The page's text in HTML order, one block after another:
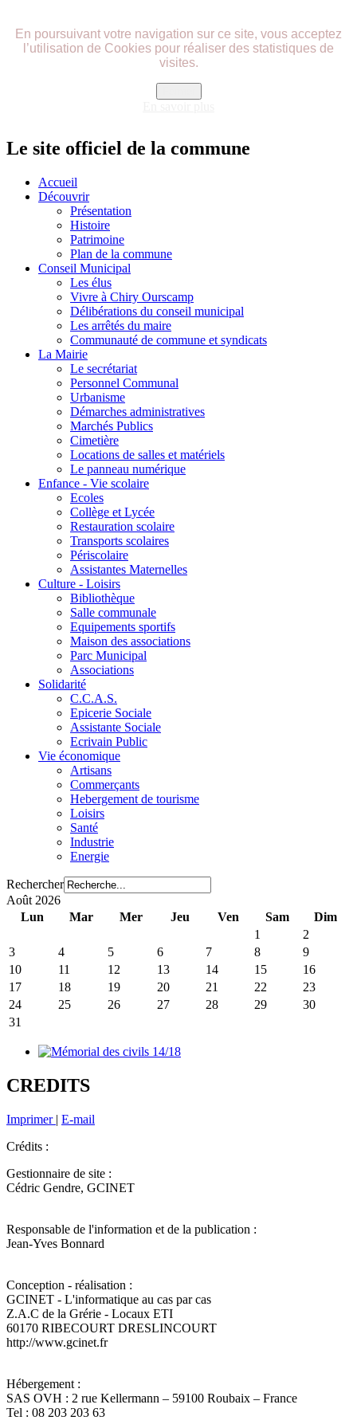
En poursuivant votre navigation sur ce site, vous acceptez
l’utilisation de Cookies pour réaliser des statistiques de
visites.
Le site officiel de la commune
Accueil
Découvrir
Présentation
Histoire
Patrimoine
Plan de la commune
Conseil Municipal
Les élus
Vivre à Chiry Ourscamp
Délibérations du conseil municipal
Les arrêtés du maire
Communauté de commune et syndicats
La Mairie
Le secrétariat
Personnel Communal
Urbanisme
Démarches administratives
Marchés Publics
Cimetière
Locations de salles et matériels
Le panneau numérique
Enfance - Vie scolaire
Ecoles
Collège et Lycée
Restauration scolaire
Transports scolaires
Périscolaire
Assistantes Maternelles
Culture - Loisirs
Bibliothèque
Salle communale
Equipements sportifs
Maison des associations
Parc Municipal
Associations
Solidarité
C.C.A.S.
Epicerie Sociale
Assistante Sociale
Ecrivain Public
Vie économique
Artisans
Commerçants
Hebergement de tourisme
Loisirs
Santé
Industrie
Energie
Rechercher
Août 2026
Lun
Mar Mer Jeu Ven Sam
Dim
1
2
3
4 5 6 7 8
9
10
11 12 13 14 15
16
17
18 19 20 21 22
23
24
25 26 27 28 29
30
31
CREDITS
Imprimer | E-mail
Crédits :
Gestionnaire de site :
Cédric Gendre, GCINET
Responsable de l'information et de la publication :
Jean-Yves Bonnard
Conception - réalisation :
GCINET - L'informatique au cas par cas
Z.A.C de la Grérie - Locaux ETI
60170 RIBECOURT DRESLINCOURT
http://www.gcinet.fr
Hébergement :
SAS OVH : 2 rue Kellermann – 59100 Roubaix – France
Tel : 08 203 203 63